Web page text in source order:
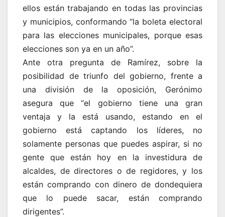
ellos están trabajando en todas las provincias
y municipios, conformando “la boleta electoral
para las elecciones municipales, porque esas
elecciones son ya en un año”.
Ante otra pregunta de Ramírez, sobre la
posibilidad de triunfo del gobierno, frente a
una división de la oposición, Gerónimo
asegura que “el gobierno tiene una gran
ventaja y la está usando, estando en el
gobierno está captando los líderes, no
solamente personas que puedes aspirar, si no
gente que están hoy en la investidura de
alcaldes, de directores o de regidores, y los
están comprando con dinero de dondequiera
que lo puede sacar, están comprando
dirigentes”.